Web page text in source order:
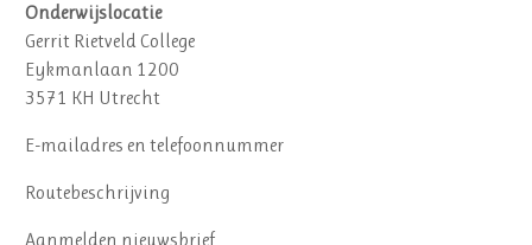
Onderwijslocatie
Gerrit Rietveld College
Eykmanlaan 1200
3571 KH Utrecht
E-mailadres en telefoonnummer
Routebeschrijving
Aanmelden nieuwsbrief